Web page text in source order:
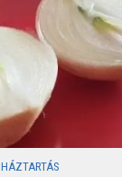
HÁZTARTÁS